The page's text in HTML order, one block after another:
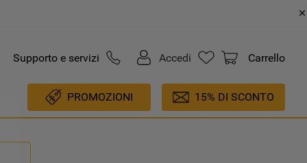
Supporto e servizi Accedi Carrello
PROMOZIONI 15% DI SCONTO